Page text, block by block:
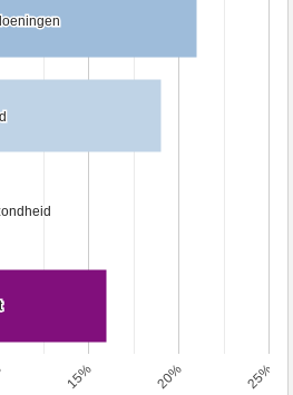
15% 20% 25%